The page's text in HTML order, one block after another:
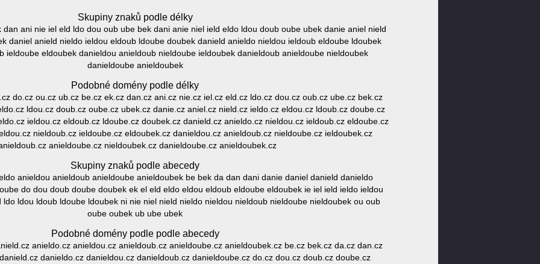
Skupiny znaků podle délky
ani nie iel eld ldo dou oub ube bek dani anie niel ield eldo ldou doub oube ubek danie aniel nield
daniel anield nieldo ieldou eldoub ldoube doubek danield anieldo nieldou ieldoub eldoube ldoubek
ieldoube eldoubek danieldou anieldoub nieldoube ieldoubek danieldoub anieldoube nieldoubek
danieldoube anieldoubek
Podobné domény podle délky
do.cz ou.cz ub.cz be.cz ek.cz dan.cz ani.cz nie.cz iel.cz eld.cz ldo.cz dou.cz oub.cz ube.cz bek.cz
ldou.cz doub.cz oube.cz ubek.cz danie.cz aniel.cz nield.cz ieldo.cz eldou.cz ldoub.cz doube.cz
ieldou.cz eldoub.cz ldoube.cz doubek.cz danield.cz anieldo.cz nieldou.cz ieldoub.cz eldoube.cz
nieldoub.cz ieldoube.cz eldoubek.cz danieldou.cz anieldoub.cz nieldoube.cz ieldoubek.cz
anieldoube.cz nieldoubek.cz danieldoube.cz anieldoubek.cz
Skupiny znaků podle abecedy
anieldou anieldoub anieldoube anieldoubek be bek da dan dani danie daniel danield danieldo
do dou doub doube doubek ek el eld eldo eldou eldoub eldoube eldoubek ie iel ield ieldo ieldou
ldou ldoub ldoube ldoubek ni nie niel nield nieldo nieldou nieldoub nieldoube nieldoubek ou oub
oube oubek ub ube ubek
Podobné domény podle podle abecedy
anieldo.cz anieldou.cz anieldoub.cz anieldoube.cz anieldoubek.cz be.cz bek.cz da.cz dan.cz
danieldo.cz danieldou.cz danieldoub.cz danieldoube.cz do.cz dou.cz doub.cz doube.cz